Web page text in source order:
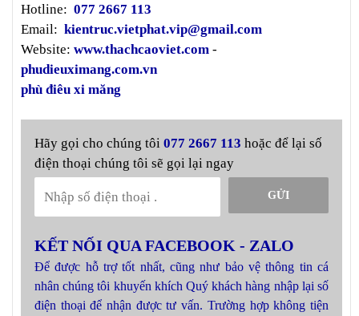
Hotline: 077 2667 113
Email: kientruc.vietphat.vip@gmail.com
Website: www.thachcaoviet.com -
phudieuximang.com.vn
phù điêu xi măng
Hãy gọi cho chúng tôi 077 2667 113 hoặc để lại số
điện thoại chúng tôi sẽ gọi lại ngay
GỬI
KẾT NỐI QUA FACEBOOK - ZALO
Để được hỗ trợ tốt nhất, cũng như bảo vệ thông tin cá
nhân chúng tôi khuyến khích Quý khách hàng nhập lại số
điện thoại để nhận được tư vấn. Trường hợp không tiện